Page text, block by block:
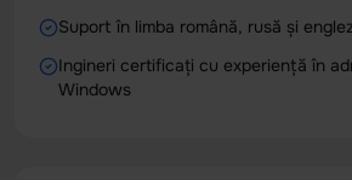
Suport în limba română, rusă și
Ingineri certificați cu experiență în
Windows